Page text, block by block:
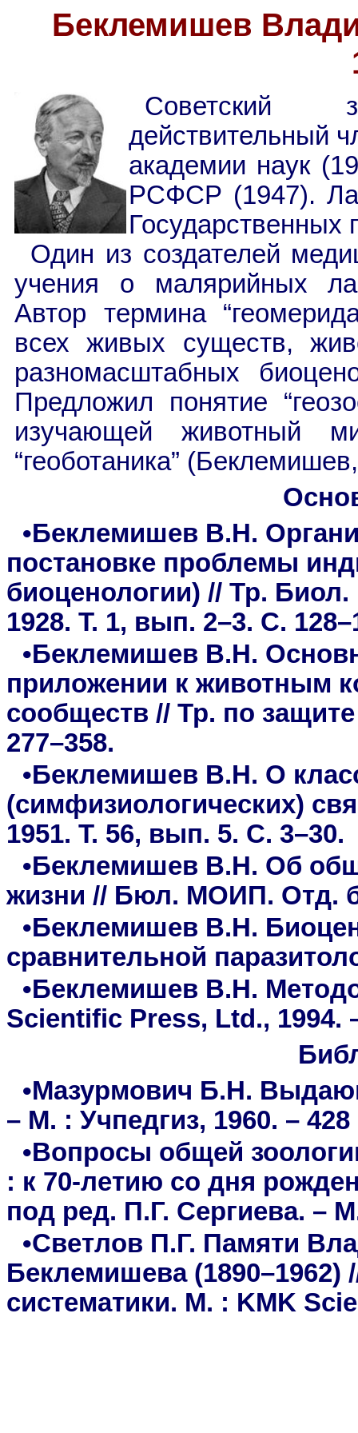
Беклемишев
Советский
действительный
академии наук
РСФСР (1947).
Один из создателей
учения о малярийных
Автор термина
всех живых существ,
разномасштабных
Предложил понятие
изучающей животный
“геоботаника”
•Беклемишев В.Н.
постановке проблемы
биоценологии) // Тр.
1928. Т. 1, вып. 2–3. С.
•Беклемишев В.Н.
приложении к животным
сообществ // Тр. по
277–358.
•Беклемишев В.Н. О
(симфизиологических)
1951. Т. 56, вып. 5. С. 3–30.
•Беклемишев В.Н. Об
жизни // Бюл. МОИП. Отд.
•Беклемишев В.Н.
сравнительной
•Беклемишев В.Н.
Scientific Press, Ltd., 1994.
•Мазурмович Б.Н.
– М. : Учпедгиз, 1960. – 428
•Вопросы общей
: к 70-летию со дня
под ред. П.Г. Сергиева. –
•Светлов П.Г. Памяти
Беклемишева
систематики. М. : KMK